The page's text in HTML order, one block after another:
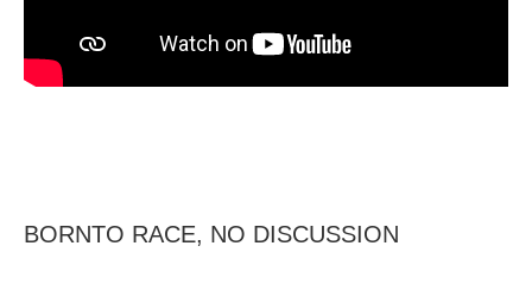
BORNTO RACE, NO DISCUSSION